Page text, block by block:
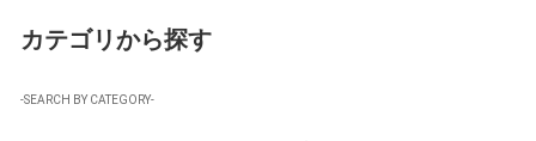
カテゴリから探す
-SEARCH BY CATEGORY-